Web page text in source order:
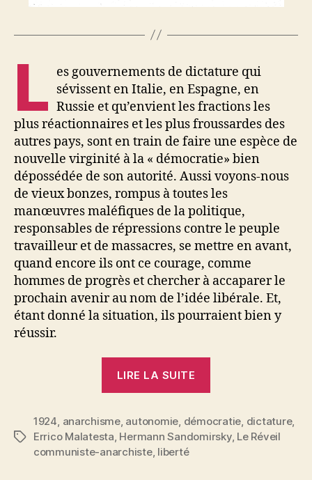
L es gouvernements de dictature qui
sévissent en Italie, en Espagne, en
Russie et qu’envient les fractions les
plus réactionnaires et les plus froussardes des
autres pays, sont en train de faire une espèce de
nouvelle virginité à la « démocratie» bien
dépossédée de son autorité. Aussi voyons-nous
de vieux bonzes, rompus à toutes les
manœuvres maléfiques de la politique,
responsables de répressions contre le peuple
travailleur et de massacres, se mettre en avant,
quand encore ils ont ce courage, comme
hommes de progrès et chercher à accaparer le
prochain avenir au nom de l’idée libérale. Et,
étant donné la situation, ils pourraient bien y
réussir.
LIRE LA SUITE
Démocratie
et
Étiquettes
1924, anarchisme, autonomie, démocratie, dictature,
Errico Malatesta, Hermann Sandomirsky, Le Réveil
communiste-anarchiste, liberté